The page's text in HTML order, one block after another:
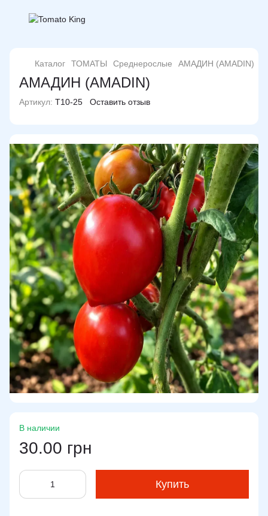
Каталог ТОМАТЫ Среднерослые АМАДИН (AMADIN)
АМАДИН (AMADIN)
Артикул: T10-25 Оставить отзыв
В наличии
30.00 грн
Купить